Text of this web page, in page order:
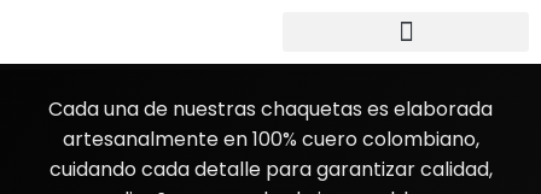
Cada una de nuestras chaquetas es elaborada
artesanalmente en 100% cuero colombiano,
cuidando cada detalle para garantizar calidad,